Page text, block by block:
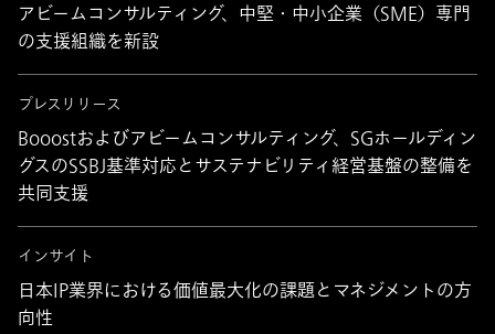
アビームコンサルティング、中堅・中小企業（SME）専門
の支援組織を新設
プレスリリース
Booostおよびアビームコンサルティング、SGホールディン
グスのSSBJ基準対応とサステナビリティ経営基盤の整備を
共同支援
インサイト
日本IP業界における価値最大化の課題とマネジメントの方
向性